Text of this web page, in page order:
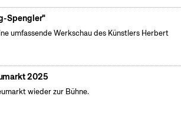
Spengler"
umfassende Werkschau des Künstlers Herbert
2025
wieder zur Bühne.